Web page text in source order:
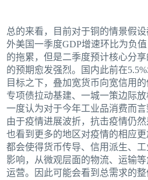
总的来看，目前对于铜的情景假
外美国一季度GDP增速环比为负
的拖累，但是二季度预计核心分
的预期愈发强烈。国内此前在
目标之下，叠加宽货币向宽信用
专项债拉动基建、一城一策边际
一度认为对于今年工业品消费而
由于疫情进展波折，抗击疫情仍
也看到更多的地区对疫情的相应
都会使得货币传导、信用派生、
影响，从微观层面的物流、运输
运营。因此可能会看到总需求的